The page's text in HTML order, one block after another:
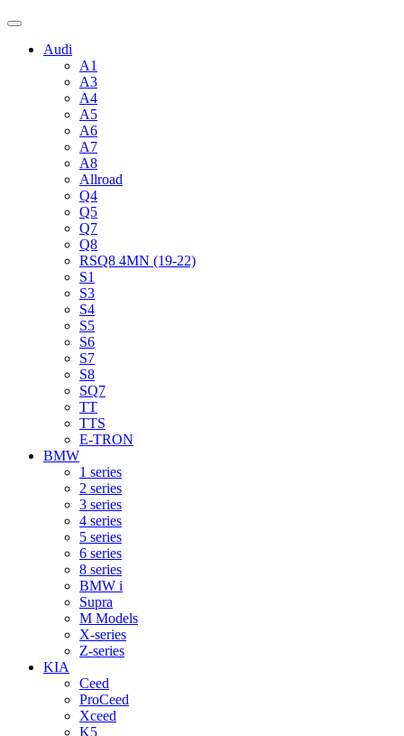
Audi
A1
A3
A4
A5
A6
A7
A8
Allroad
Q4
Q5
Q7
Q8
RSQ8 4MN (19-22)
S1
S3
S4
S5
S6
S7
S8
SQ7
TT
TTS
E-TRON
BMW
1 series
2 series
3 series
4 series
5 series
6 series
8 series
BMW i
Supra
M Models
X-series
Z-series
KIA
Ceed
ProCeed
Xceed
K5